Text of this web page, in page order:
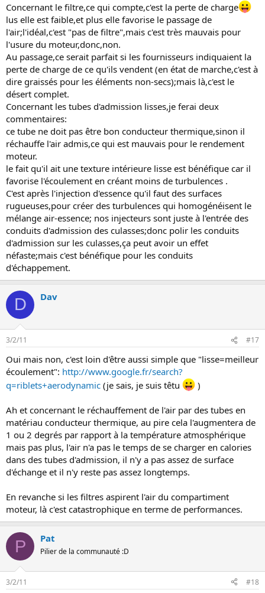
Concernant le filtre,ce qui compte,c'est la perte de charge
lus elle est faible,et plus elle favorise le passage de
l'air;l'idéal,c'est "pas de filtre",mais c'est très mauvais pour
l'usure du moteur,donc,non.
Au passage,ce serait parfait si les fournisseurs indiquaient la
perte de charge de ce qu'ils vendent (en état de marche,c'est à
dire graissés pour les éléments non-secs);mais là,c'est le
désert complet.
Concernant les tubes d'admission lisses,je ferai deux
commentaires:
ce tube ne doit pas être bon conducteur thermique,sinon il
réchauffe l'air admis,ce qui est mauvais pour le rendement
moteur.
le fait qu'il ait une texture intérieure lisse est bénéfique car il
favorise l'écoulement en créant moins de turbulences .
C'est après l'injection d'essence qu'il faut des surfaces
rugueuses,pour créer des turbulences qui homogénéisent le
mélange air-essence; nos injecteurs sont juste à l'entrée des
conduits d'admission des culasses;donc polir les conduits
d'admission sur les culasses,ça peut avoir un effet
néfaste;mais c'est bénéfique pour les conduits
d'échappement.
D Dav
3/2/11 #17
Oui mais non, c'est loin d'être aussi simple que "lisse=meilleur
écoulement": http://www.google.fr/search?
q=riblets+aerodynamic (je sais, je suis têtu )
Ah et concernant le réchauffement de l'air par des tubes en
matériau conducteur thermique, au pire cela l'augmentera de
1 ou 2 degrés par rapport à la température atmosphérique
mais pas plus, l'air n'a pas le temps de se charger en calories
dans des tubes d'admission, il n'y a pas assez de surface
d'échange et il n'y reste pas assez longtemps.
En revanche si les filtres aspirent l'air du compartiment
moteur, là c'est catastrophique en terme de performances.
P Pat
Pilier de la communauté :D
3/2/11 #18